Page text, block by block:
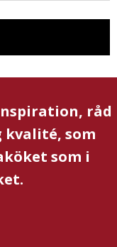
råd
kvalité, som
som i